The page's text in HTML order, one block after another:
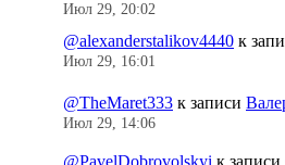
Июл 29, 20:02
@alexanderstalikov4440 к
Июл 29, 16:01
@TheMaret333 к записи
Июл 29, 14:06
@PavelDobrovolskyi к записи